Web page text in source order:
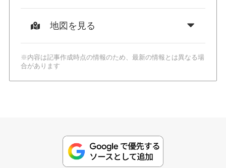
地図を見る
※内容は記事作成時点の情報のため、最新の情報とは異なる場
合があります